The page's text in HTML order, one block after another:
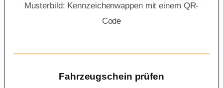
Musterbild: Kennzeichenwappen mit einem QR-
Code
Fahrzeugschein prüfen